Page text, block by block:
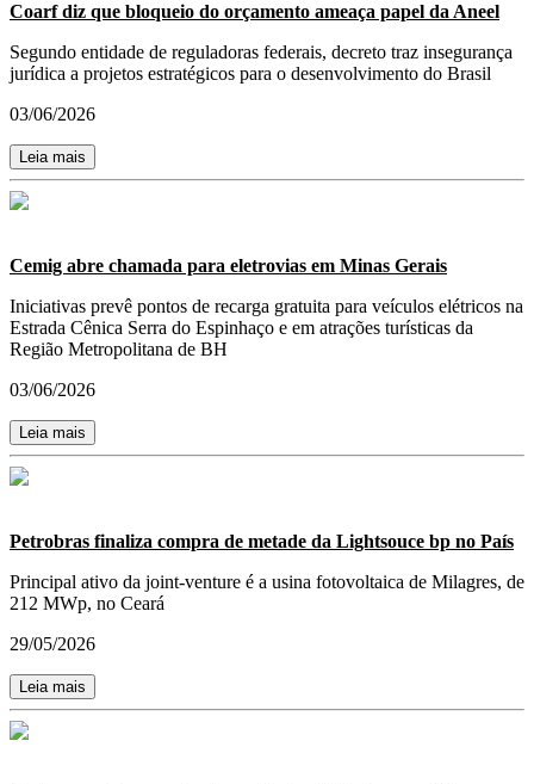
Coarf diz que bloqueio do orçamento ameaça papel da Aneel
Segundo entidade de reguladoras federais, decreto traz insegurança
jurídica a projetos estratégicos para o desenvolvimento do Brasil
03/06/2026
Leia mais
Cemig abre chamada para eletrovias em Minas Gerais
Iniciativas prevê pontos de recarga gratuita para veículos elétricos na
Estrada Cênica Serra do Espinhaço e em atrações turísticas da
Região Metropolitana de BH
03/06/2026
Leia mais
Petrobras finaliza compra de metade da Lightsouce bp no País
Principal ativo da joint-venture é a usina fotovoltaica de Milagres, de
212 MWp, no Ceará
29/05/2026
Leia mais